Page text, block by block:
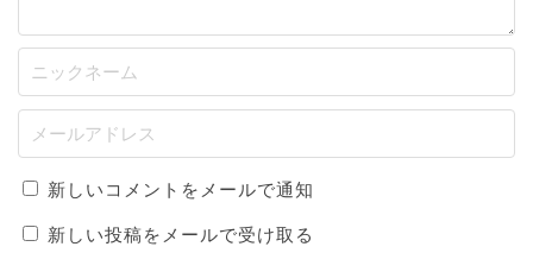
新しいコメントをメールで通知
新しい投稿をメールで受け取る